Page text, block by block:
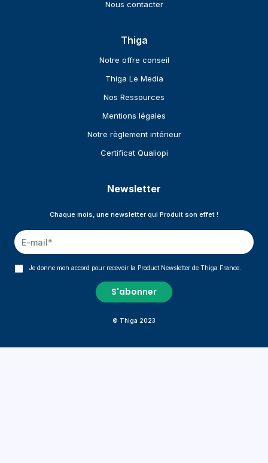
Nous contacter
Thiga
Notre offre conseil
Thiga Le Media
Nos Ressources
Mentions légales
Notre règlement intérieur
Certificat Qualiopi
Newsletter
Chaque mois, une newsletter qui Produit son effet !
Je donne mon accord pour recevoir la Product Newsletter de Thiga France.
© Thiga 2023